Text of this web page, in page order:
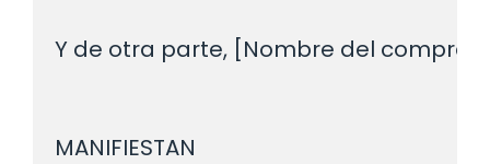
Y de otra parte, [Nombre del
MANIFIESTAN